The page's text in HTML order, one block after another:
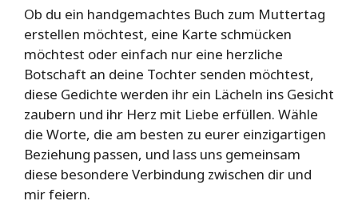
Ob du ein handgemachtes Buch zum Muttertag
erstellen möchtest, eine Karte schmücken
möchtest oder einfach nur eine herzliche
Botschaft an deine Tochter senden möchtest,
diese Gedichte werden ihr ein Lächeln ins Gesicht
zaubern und ihr Herz mit Liebe erfüllen. Wähle
die Worte, die am besten zu eurer einzigartigen
Beziehung passen, und lass uns gemeinsam
diese besondere Verbindung zwischen dir und
mir feiern.